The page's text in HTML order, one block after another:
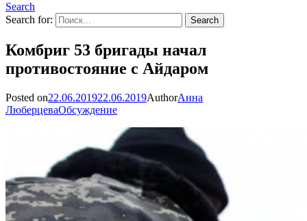
Search
Search for:
Комбриг 53 бригады начал
противостояние с Айдаром
Posted on22.06.201922.06.2019AuthorАнна
ЛюберцеваОбсуждение